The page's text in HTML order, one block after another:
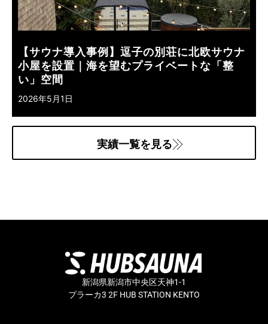
【サウナ導入事例】逗子の別荘に北欧サウナ
小屋を設置｜海を望むプライベートな「整
い」空間
2026年5月1日
実績一覧を見る
新潟県新潟市中央区天神1-1
プラーカ3 2F HUB STATION KENTO